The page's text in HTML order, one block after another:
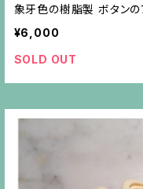
象牙色の樹脂製 ボタン
¥6,000
SOLD OUT